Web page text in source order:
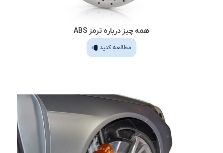
همه چیز درباره ترمز ABS
مطالعه کنید